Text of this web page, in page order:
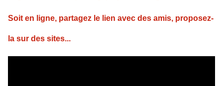
Soit en ligne, partagez le lien avec des amis, proposez-
la sur des sites...